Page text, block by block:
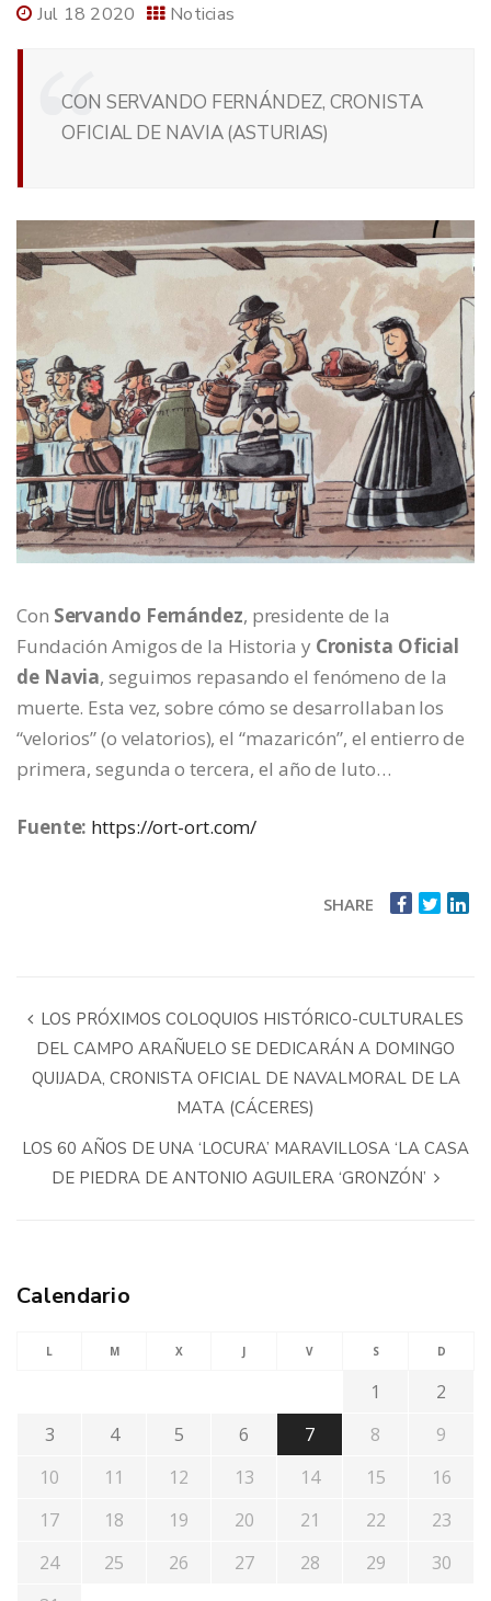
Jul 18 2020 Noticias
CON SERVANDO FERNÁNDEZ, CRONISTA
OFICIAL DE NAVIA (ASTURIAS)
Con Servando Fernández, presidente de la
Fundación Amigos de la Historia y Cronista Oficial
de Navia, seguimos repasando el fenómeno de la
muerte. Esta vez, sobre cómo se desarrollaban los
“velorios” (o velatorios), el “mazaricón”, el entierro de
primera, segunda o tercera, el año de luto…
Fuente: https://ort-ort.com/
SHARE
LOS PRÓXIMOS COLOQUIOS HISTÓRICO-CULTURALES
DEL CAMPO ARAÑUELO SE DEDICARÁN A DOMINGO
QUIJADA, CRONISTA OFICIAL DE NAVALMORAL DE LA
MATA (CÁCERES)
LOS 60 AÑOS DE UNA ‘LOCURA’ MARAVILLOSA ‘LA CASA
DE PIEDRA DE ANTONIO AGUILERA ‘GRONZÓN’
Calendario
L M X J V S D
1
2
3
4 5 6 7 8
9
10
11 12 13 14 15
16
17
18 19 20 21 22
23
24
25 26 27 28 29
30